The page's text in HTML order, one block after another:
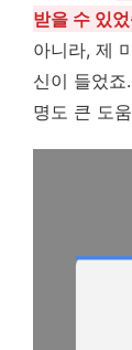
받을 수 있
아니라, 제
신이 들었
명도 큰 도